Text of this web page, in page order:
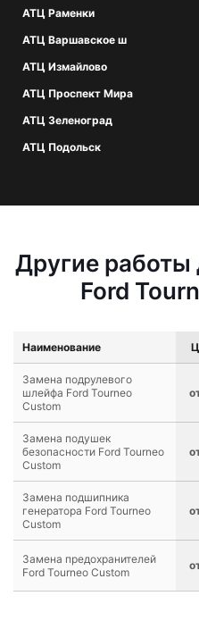
АТЦ Раменки
АТЦ Варшавское ш
АТЦ Измайлово
АТЦ Проспект Мира
АТЦ Зеленоград
АТЦ Подольск
Другие работы
Ford
Наименование
Замена подрулевого
шлейфа Ford Tourneo
Custom
Замена подушек
безопасности Ford Tourneo
Custom
Замена подшипника
генератора Ford Tourneo
Custom
Замена предохранителей
Ford Tourneo Custom